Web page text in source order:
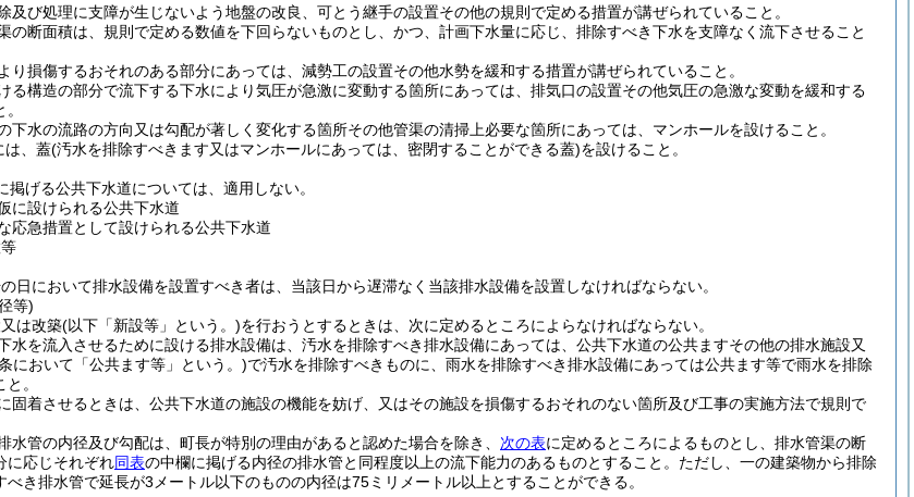
及び処理に支障が生じないよう地盤の改良、可とう継手の設置その他の規則で定める措置が講ぜられていること。
の断面積は、規則で定める数値を下回らないものとし、かつ、計画下水量に応じ、排除すべき下水を支障なく流下させること
り損傷するおそれのある部分にあっては、減勢工の設置その他水勢を緩和する措置が講ぜられていること。
る構造の部分で流下する下水により気圧が急激に変動する箇所にあっては、排気口の設置その他気圧の急激な変動を緩和する
下水の流路の方向又は勾配が著しく変化する箇所その他管渠の清掃上必要な箇所にあっては、マンホールを設けること。
は、蓋(汚水を排除すべきます又はマンホールにあっては、密閉することができる蓋)を設けること。
掲げる公共下水道については、適用しない。
に設けられる公共下水道
応急措置として設けられる公共下水道
日において排水設備を設置すべき者は、当該日から遅滞なく当該排水設備を設置しなければならない。
等)
は改築(以下「新設等」という。)を行おうとするときは、次に定めるところによらなければならない。
水を流入させるために設ける排水設備は、汚水を排除すべき排水設備にあっては、公共下水道の公共ますその他の排水施設又
において「公共ます等」という。)で汚水を排除すべきものに、雨水を排除すべき排水設備にあっては公共ます等で雨水を排除
。
固着させるときは、公共下水道の施設の機能を妨げ、又はその施設を損傷するおそれのない箇所及び工事の実施方法で規則で
水管の内径及び勾配は、町長が特別の理由があると認めた場合を除き、 次の表に定めるところによるものとし、排水管渠の断
に応じそれぞれ同表の中欄に掲げる内径の排水管と同程度以上の流下能力のあるものとすること。 ただし、一の建築物から排除
き排水管で延長が3メートル以下のものの内径は75ミリメートル以上とすることができる。